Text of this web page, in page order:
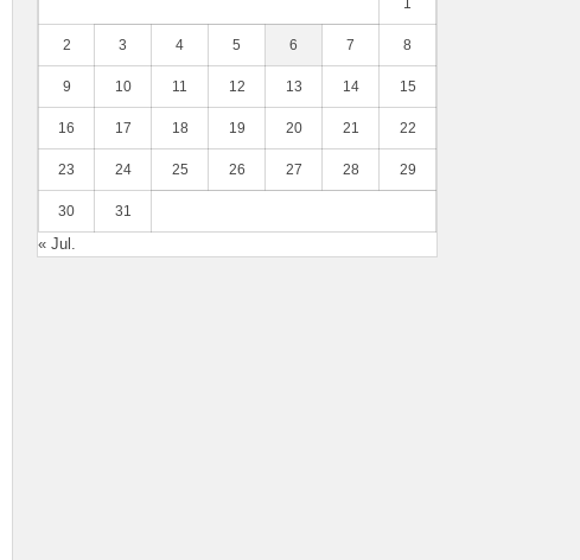
1
2 3 4 5 6 7 8
9 10 11 12 13 14 15
16 17 18 19 20 21 22
23 24 25 26 27 28 29
30 31
« Jul.